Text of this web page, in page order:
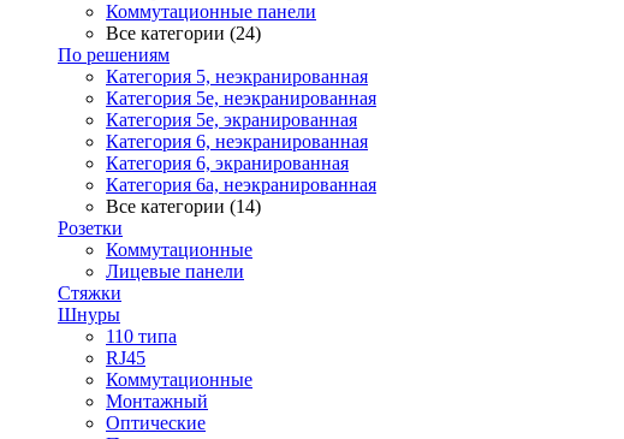
Коммутационные панели
Все категории (24)
По решениям
Категория 5, неэкранированная
Категория 5е, неэкранированная
Категория 5е, экранированная
Категория 6, неэкранированная
Категория 6, экранированная
Категория 6а, неэкранированная
Все категории (14)
Розетки
Коммутационные
Лицевые панели
Стяжки
Шнуры
110 типа
RJ45
Коммутационные
Монтажный
Оптические